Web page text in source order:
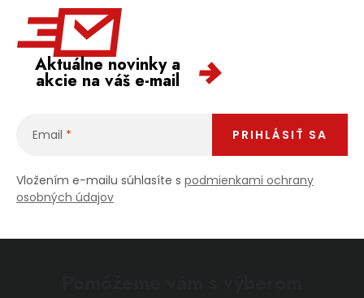
Aktuálne novinky a
akcie na váš e-mail
Email
Vložením e-mailu súhlasíte s podmienkami ochrany
osobných údajov
PRIHLÁSIŤ SA